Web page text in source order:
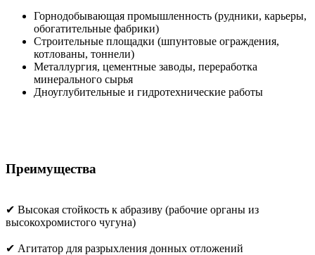
Горнодобывающая промышленность (рудники, карьеры,
обогатительные фабрики)
Строительные площадки (шпунтовые ограждения,
котлованы, тоннели)
Металлургия, цементные заводы, переработка
минерального сырья
Дноуглубительные и гидротехнические работы
Преимущества
✔ Высокая стойкость к абразиву (рабочие органы из
высокохромистого чугуна)
✔ Агитатор для разрыхления донных отложений